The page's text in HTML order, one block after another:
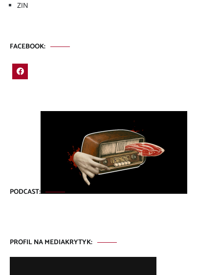
ZIN
FACEBOOK:
PODCAST:
PROFIL NA MEDIAKRYTYK: